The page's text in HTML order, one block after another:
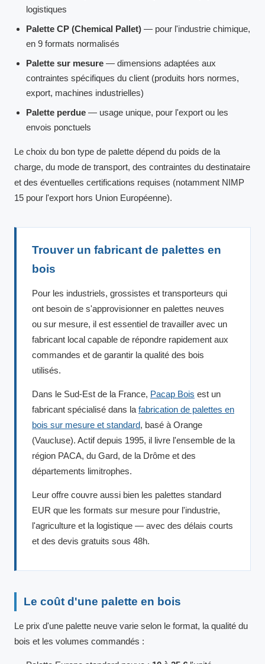
logistiques
Palette CP (Chemical Pallet) — pour l'industrie chimique,
en 9 formats normalisés
Palette sur mesure — dimensions adaptées aux
contraintes spécifiques du client (produits hors normes,
export, machines industrielles)
Palette perdue — usage unique, pour l'export ou les
envois ponctuels
Le choix du bon type de palette dépend du poids de la
charge, du mode de transport, des contraintes du destinataire
et des éventuelles certifications requises (notamment NIMP
15 pour l'export hors Union Européenne).
Trouver un fabricant de palettes en
bois
Pour les industriels, grossistes et transporteurs qui
ont besoin de s'approvisionner en palettes neuves
ou sur mesure, il est essentiel de travailler avec un
fabricant local capable de répondre rapidement aux
commandes et de garantir la qualité des bois
utilisés.
Dans le Sud-Est de la France, Pacap Bois est un
fabricant spécialisé dans la fabrication de palettes en
bois sur mesure et standard, basé à Orange
(Vaucluse). Actif depuis 1995, il livre l'ensemble de la
région PACA, du Gard, de la Drôme et des
départements limitrophes.
Leur offre couvre aussi bien les palettes standard
EUR que les formats sur mesure pour l'industrie,
l'agriculture et la logistique — avec des délais courts
et des devis gratuits sous 48h.
Le coût d'une palette en bois
Le prix d'une palette neuve varie selon le format, la qualité du
bois et les volumes commandés :